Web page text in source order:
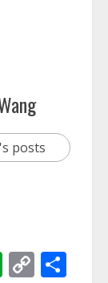
posts
Evernote
Copy